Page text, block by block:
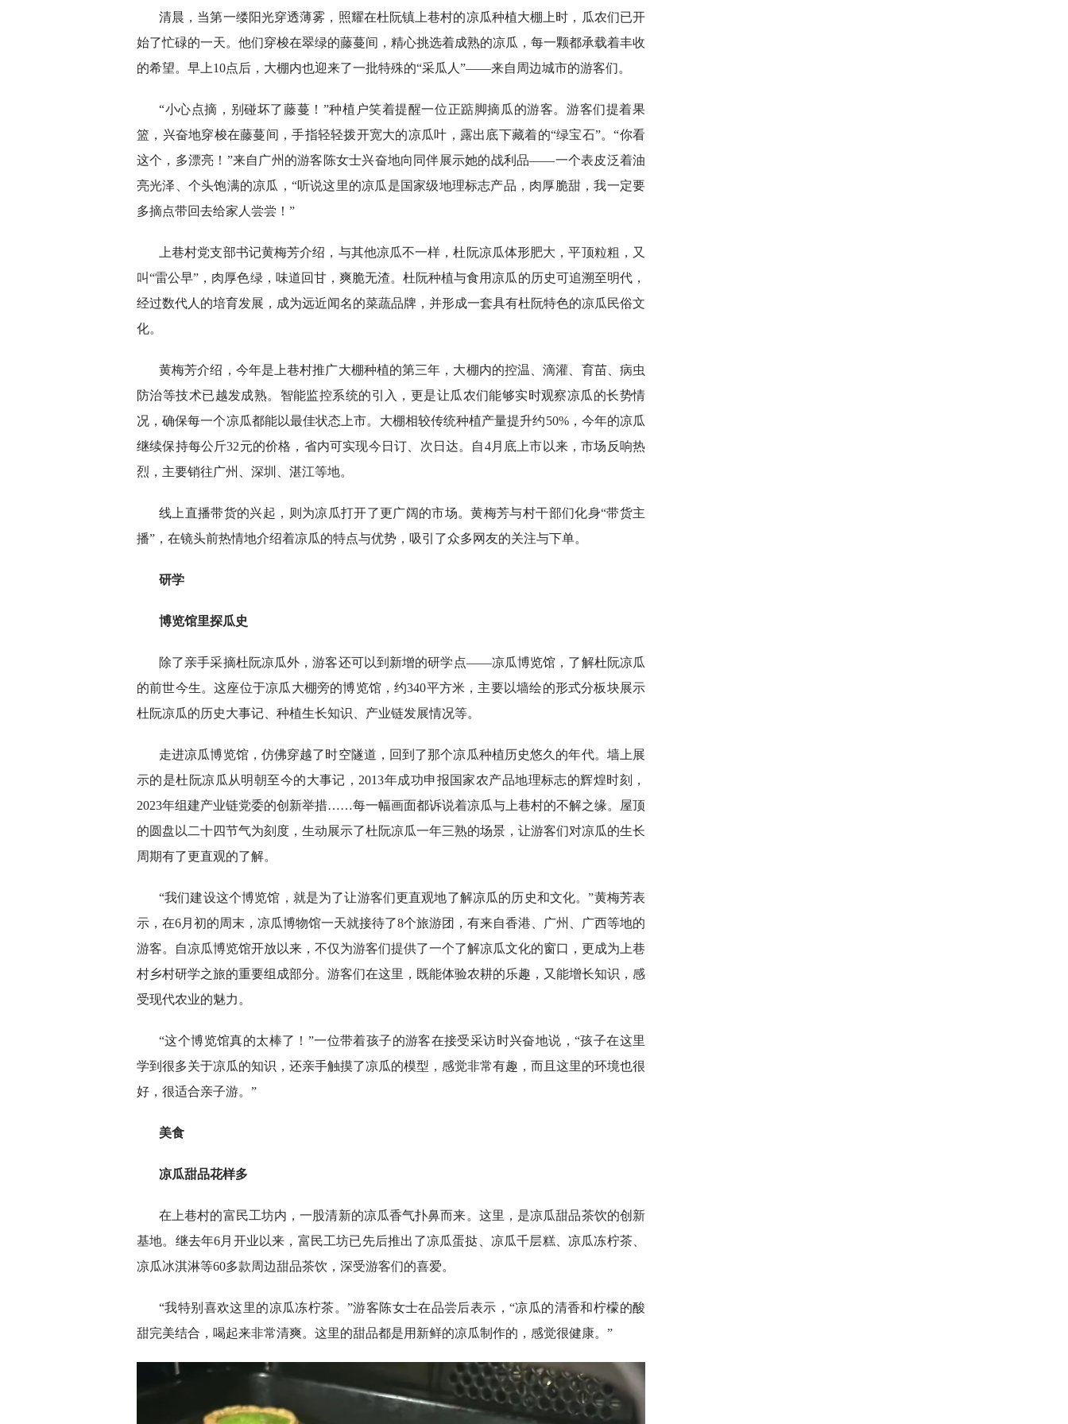
清晨，当第一缕阳光穿透薄雾，照耀在杜阮镇上巷村的凉瓜种植大棚上时，瓜农们已开
始了忙碌的一天。他们穿梭在翠绿的藤蔓间，精心挑选着成熟的凉瓜，每一颗都承载着丰收
的希望。早上10点后，大棚内也迎来了一批特殊的“采瓜人”——来自周边城市的游客们。
“小心点摘，别碰坏了藤蔓！”种植户笑着提醒一位正踮脚摘瓜的游客。游客们提着果
篮，兴奋地穿梭在藤蔓间，手指轻轻拨开宽大的凉瓜叶，露出底下藏着的“绿宝石”。“你看
这个，多漂亮！”来自广州的游客陈女士兴奋地向同伴展示她的战利品——一个表皮泛着油
亮光泽、个头饱满的凉瓜，“听说这里的凉瓜是国家级地理标志产品，肉厚脆甜，我一定要
多摘点带回去给家人尝尝！”
上巷村党支部书记黄梅芳介绍，与其他凉瓜不一样，杜阮凉瓜体形肥大，平顶粒粗，又
叫“雷公早”，肉厚色绿，味道回甘，爽脆无渣。杜阮种植与食用凉瓜的历史可追溯至明代，
经过数代人的培育发展，成为远近闻名的菜蔬品牌，并形成一套具有杜阮特色的凉瓜民俗文
化。
黄梅芳介绍，今年是上巷村推广大棚种植的第三年，大棚内的控温、滴灌、育苗、病虫
防治等技术已越发成熟。智能监控系统的引入，更是让瓜农们能够实时观察凉瓜的长势情
况，确保每一个凉瓜都能以最佳状态上市。大棚相较传统种植产量提升约50%，今年的凉瓜
继续保持每公斤32元的价格，省内可实现今日订、次日达。自4月底上市以来，市场反响热
烈，主要销往广州、深圳、湛江等地。
线上直播带货的兴起，则为凉瓜打开了更广阔的市场。黄梅芳与村干部们化身“带货主
播”，在镜头前热情地介绍着凉瓜的特点与优势，吸引了众多网友的关注与下单。
研学
博览馆里探瓜史
除了亲手采摘杜阮凉瓜外，游客还可以到新增的研学点——凉瓜博览馆，了解杜阮凉瓜
的前世今生。这座位于凉瓜大棚旁的博览馆，约340平方米，主要以墙绘的形式分板块展示
杜阮凉瓜的历史大事记、种植生长知识、产业链发展情况等。
走进凉瓜博览馆，仿佛穿越了时空隧道，回到了那个凉瓜种植历史悠久的年代。墙上展
示的是杜阮凉瓜从明朝至今的大事记，2013年成功申报国家农产品地理标志的辉煌时刻，
2023年组建产业链党委的创新举措……每一幅画面都诉说着凉瓜与上巷村的不解之缘。屋顶
的圆盘以二十四节气为刻度，生动展示了杜阮凉瓜一年三熟的场景，让游客们对凉瓜的生长
周期有了更直观的了解。
“我们建设这个博览馆，就是为了让游客们更直观地了解凉瓜的历史和文化。”黄梅芳表
示，在6月初的周末，凉瓜博物馆一天就接待了8个旅游团，有来自香港、广州、广西等地的
游客。自凉瓜博览馆开放以来，不仅为游客们提供了一个了解凉瓜文化的窗口，更成为上巷
村乡村研学之旅的重要组成部分。游客们在这里，既能体验农耕的乐趣，又能增长知识，感
受现代农业的魅力。
“这个博览馆真的太棒了！”一位带着孩子的游客在接受采访时兴奋地说，“孩子在这里
学到很多关于凉瓜的知识，还亲手触摸了凉瓜的模型，感觉非常有趣，而且这里的环境也很
好，很适合亲子游。”
美食
凉瓜甜品花样多
在上巷村的富民工坊内，一股清新的凉瓜香气扑鼻而来。这里，是凉瓜甜品茶饮的创新
基地。继去年6月开业以来，富民工坊已先后推出了凉瓜蛋挞、凉瓜千层糕、凉瓜冻柠茶、
凉瓜冰淇淋等60多款周边甜品茶饮，深受游客们的喜爱。
“我特别喜欢这里的凉瓜冻柠茶。”游客陈女士在品尝后表示，“凉瓜的清香和柠檬的酸
甜完美结合，喝起来非常清爽。这里的甜品都是用新鲜的凉瓜制作的，感觉很健康。”